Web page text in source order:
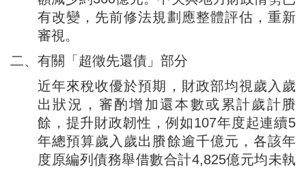
有改變，先前修法規劃應整體評估，重新
審視。
二、有關「超徵先還債」部分
近年來稅收優於預期，財政部均視歲入歲
出狀況，審酌增加還本數或累計歲計賸
餘，提升財政韌性，例如107年度起連續5
年總預算歲入歲出賸餘逾千億元，各該年
度原編列債務舉借數合計4,825億元均未執